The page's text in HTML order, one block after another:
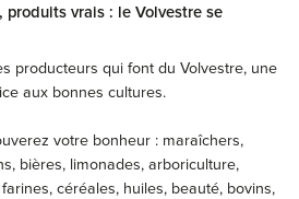
produits vrais : le Volvestre se
producteurs qui font du Volvestre, une
aux bonnes cultures.
votre bonheur : maraîchers,
bières, limonades, arboriculture,
céréales, huiles, beauté, bovins,